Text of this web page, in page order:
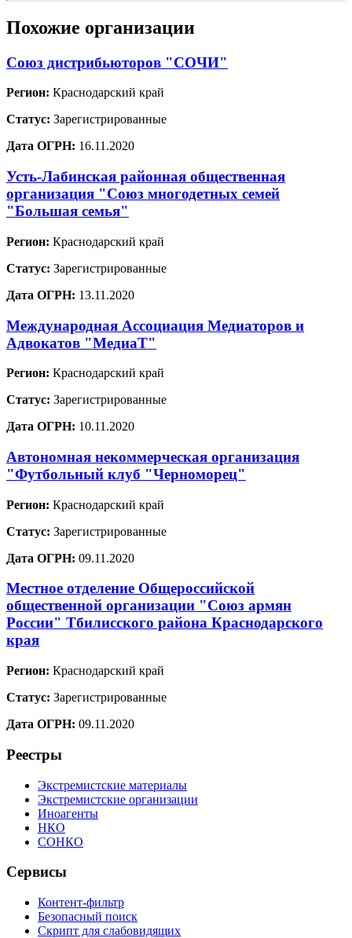
Похожие организации
Союз дистрибьюторов "СОЧИ"
Регион: Краснодарский край
Статус: Зарегистрированные
Дата ОГРН: 16.11.2020
Усть-Лабинская районная общественная
организация "Союз многодетных семей
"Большая семья"
Регион: Краснодарский край
Статус: Зарегистрированные
Дата ОГРН: 13.11.2020
Международная Ассоциация Медиаторов и
Адвокатов "МедиаТ"
Регион: Краснодарский край
Статус: Зарегистрированные
Дата ОГРН: 10.11.2020
Автономная некоммерческая организация
"Футбольный клуб "Черноморец"
Регион: Краснодарский край
Статус: Зарегистрированные
Дата ОГРН: 09.11.2020
Местное отделение Общероссийской
общественной организации "Союз армян
России" Тбилисского района Краснодарского
края
Регион: Краснодарский край
Статус: Зарегистрированные
Дата ОГРН: 09.11.2020
Реестры
Экстремистские материалы
Экстремистские организации
Иноагенты
НКО
СОНКО
Сервисы
Контент-фильтр
Безопасный поиск
Скрипт для слабовидящих